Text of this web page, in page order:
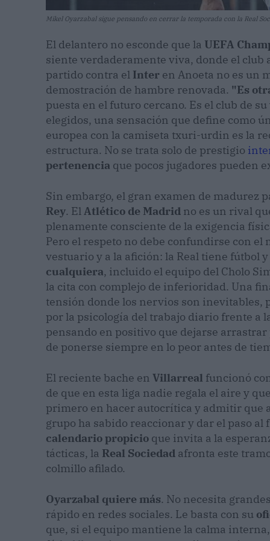
Mikel Oyarzabal sigue pensando en cerrar la temporada con la Real
​El delantero no esconde que la UEFA
siente verdaderamente viva, donde el club
partido contra el Inter en Anoeta no es un
demostración de hambre renovada. "Es
puesta en el futuro cercano. Es el club de
elegidos, una sensación que define como
europea con la camiseta txuri-urdin es la
estructura. No se trata solo de prestigio
pertenencia que pocos jugadores pueden
​Sin embargo, el gran examen de madurez
Rey. ElAtlético de Madrid no es un rival
plenamente consciente de la exigencia
Pero el respeto no debe confundirse con
vestuario y a la afición: la Real tiene fútbol
cualquiera, incluido el equipo del Cholo
la cita con complejo de inferioridad. Una
tensión donde los nervios son inevitables,
por la psicología del trabajo diario frente a
pensando en positivo que dejarse
de ponerse siempre en lo peor antes de
​El reciente bache en Villarreal funcionó
de que en esta liga nadie regala el aire y
primero en hacer autocrítica y admitir que
grupo ha sabido reaccionar y dar el paso
calendario propicio que invita a la
tácticas, la Real Sociedad afronta este
colmillo afilado.
Oyarzabal quiere más. No necesita
rápido en redes sociales. Le basta con su
que, si el equipo mantiene la calma